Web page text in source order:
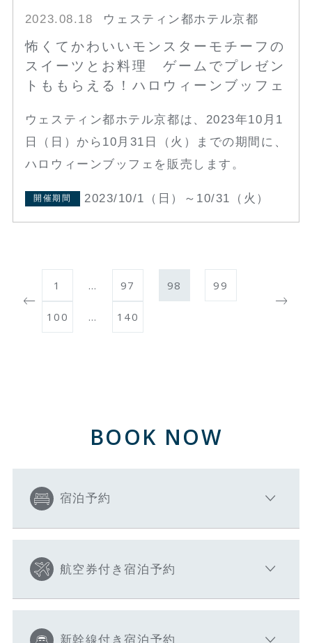
2023.08.18 ウェスティン都ホテル京都
怖くてかわいいモンスターモチーフの
スイーツとお料理 ゲームでプレゼン
トももらえる！ハロウィーンブッフェ
ウェスティン都ホテル京都は、2023年10月1
日（日）から10月31日（火）までの期間に、
ハロウィーンブッフェを販売します。
開催期間 2023/10/1（日）～10/31（火）
1 … 97 98 99
100 … 140
BOOK NOW
宿泊予約
航空券付き宿泊予約
新幹線付き宿泊予約